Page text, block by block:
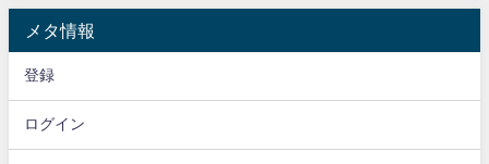
メタ情報
登録
ログイン